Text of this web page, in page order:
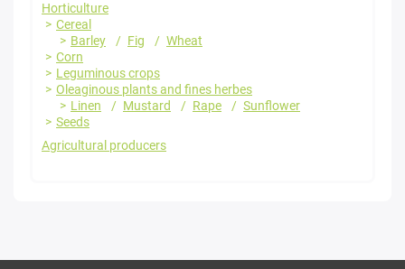
Horticulture
Cereal
Barley
Fig
Wheat
Corn
Leguminous crops
Oleaginous plants and fines herbes
Linen
Mustard Rape
Sunflower
Seeds
Agricultural producers